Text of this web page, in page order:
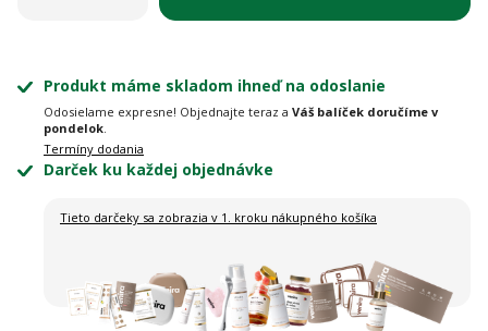
Produkt máme skladom ihneď na odoslanie
Odosielame expresne! Objednajte teraz a Váš balíček doručíme v
pondelok.
Termíny dodania
Darček ku každej objednávke
Tieto darčeky sa zobrazia v 1. kroku nákupného košíka